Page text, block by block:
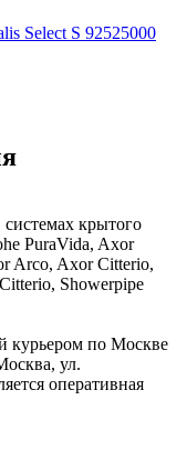
Select S 92525000
крытого
PuraVida, Axor
Arco, Axor Citterio,
Showerpipe
курьером по Москве
ул.
оперативная